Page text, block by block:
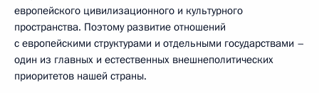
европейского цивилизационного и культурного
пространства. Поэтому развитие отношений
с европейскими структурами и отдельными государствами –
один из главных и естественных внешнеполитических
приоритетов нашей страны.